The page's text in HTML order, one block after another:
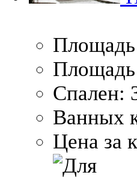
Площадь
Спален:
Ванных
Цена за